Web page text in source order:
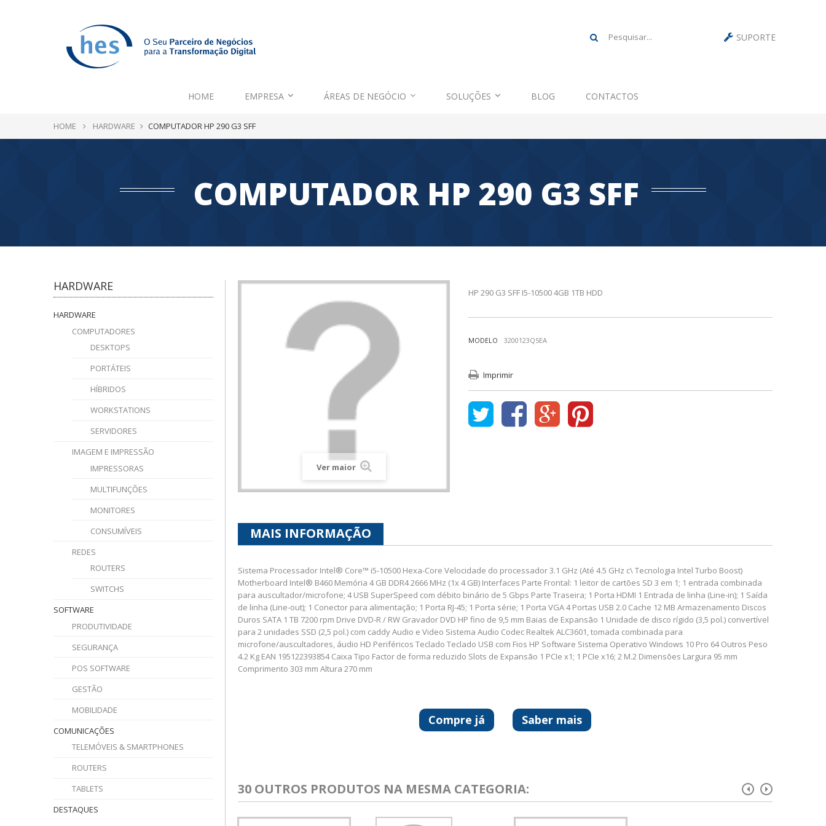
SUPORTE
HOME EMPRESA ÁREAS DE NEGÓCIO SOLUÇÕES BLOG CONTACTOS
HOME HARDWARE COMPUTADOR HP 290 G3 SFF
COMPUTADOR HP 290 G3 SFF
HARDWARE
HARDWARE
COMPUTADORES
DESKTOPS
PORTÁTEIS
HÍBRIDOS
WORKSTATIONS
SERVIDORES
IMAGEM E IMPRESSÃO
IMPRESSORAS
MULTIFUNÇÕES
MONITORES
CONSUMÍVEIS
REDES
ROUTERS
SWITCHS
SOFTWARE
PRODUTIVIDADE
SEGURANÇA
POS SOFTWARE
GESTÃO
MOBILIDADE
COMUNICAÇÕES
TELEMÓVEIS & SMARTPHONES
ROUTERS
TABLETS
DESTAQUES
Ver maior
HP 290 G3 SFF I5-10500 4GB 1TB HDD
MODELO 3200123Q5EA
Imprimir
MAIS INFORMAÇÃO
Sistema Processador Intel® Core™ i5-10500 Hexa-Core Velocidade do processador 3.1 GHz (Até 4.5 GHz c\ Tecnologia Intel Turbo Boost)
Motherboard Intel® B460 Memória 4 GB DDR4 2666 MHz (1x 4 GB) Interfaces Parte Frontal: 1 leitor de cartões SD 3 em 1; 1 entrada combinada
para auscultador/microfone; 4 USB SuperSpeed com débito binário de 5 Gbps Parte Traseira; 1 Porta HDMI 1 Entrada de linha (Line-in); 1 Saída
de linha (Line-out); 1 Conector para alimentação; 1 Porta RJ-45; 1 Porta série; 1 Porta VGA 4 Portas USB 2.0 Cache 12 MB Armazenamento Discos
Duros SATA 1 TB 7200 rpm Drive DVD-R / RW Gravador DVD HP fino de 9,5 mm Baias de Expansão 1 Unidade de disco rígido (3,5 pol.) convertível
para 2 unidades SSD (2,5 pol.) com caddy Audio e Video Sistema Audio Codec Realtek ALC3601, tomada combinada para
microfone/auscultadores, áudio HD Periféricos Teclado Teclado USB com Fios HP Software Sistema Operativo Windows 10 Pro 64 Outros Peso
4.2 Kg EAN 195122393854 Caixa Tipo Factor de forma reduzido Slots de Expansão 1 PCIe x1; 1 PCIe x16; 2 M.2 Dimensões Largura 95 mm
Comprimento 303 mm Altura 270 mm
Saber mais
Compre já
30 OUTROS PRODUTOS NA MESMA CATEGORIA: